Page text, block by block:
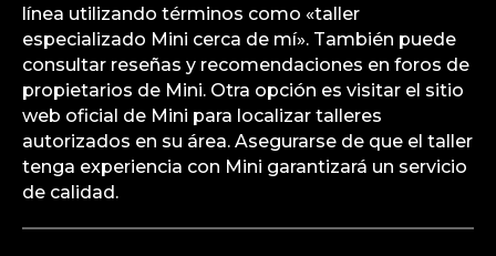
línea utilizando términos como «taller
especializado Mini cerca de mí». También puede
consultar reseñas y recomendaciones en foros de
propietarios de Mini. Otra opción es visitar el sitio
web oficial de Mini para localizar talleres
autorizados en su área. Asegurarse de que el taller
tenga experiencia con Mini garantizará un servicio
de calidad.